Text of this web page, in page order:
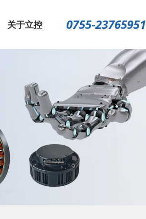
关于立控 0755-23765951